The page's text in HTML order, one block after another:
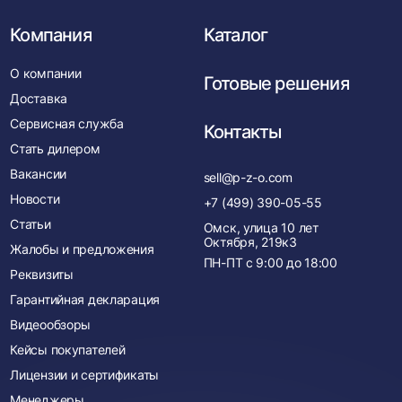
Компания
О компании
Доставка
Сервисная служба
Стать дилером
Вакансии
Новости
Статьи
Жалобы и предложения
Реквизиты
Гарантийная декларация
Видеообзоры
Кейсы покупателей
Лицензии и сертификаты
Каталог
Готовые решения
Контакты
sell@p-z-o.com
+7 (499) 390-05-55
Омск, улица 10 лет
Октября, 219к3
ПН-ПТ с 9:00 до 18:00